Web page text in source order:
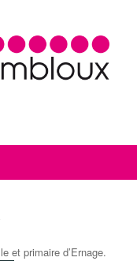
et primaire d’Ernage.